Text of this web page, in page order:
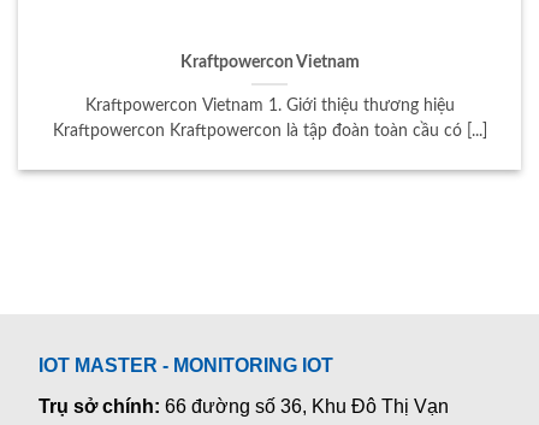
Kraftpowercon Vietnam
Kraftpowercon Vietnam 1. Giới thiệu thương hiệu
Kraftpowercon Kraftpowercon là tập đoàn toàn cầu có [...]
IOT MASTER - MONITORING IOT
Trụ sở chính:66 đường số 36, Khu Đô Thị Vạn